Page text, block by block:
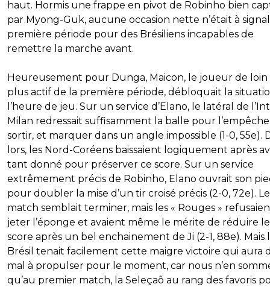
haut. Hormis une frappe en pivot de Robinho bien
par Myong-Guk, aucune occasion nette n’était à
première période pour des Brésiliens incapables de
remettre la marche avant.
Heureusement pour Dunga, Maicon, le joueur de loin
plus actif de la première période, débloquait la
l’heure de jeu. Sur un service d’Elano, le latéral de
Milan redressait suffisamment la balle pour
sortir, et marquer dans un angle impossible (1-0, 55e).
lors, les Nord-Coréens baissaient logiquement après
tant donné pour préserver ce score. Sur un service
extrêmement précis de Robinho, Elano ouvrait son
pour doubler la mise d’un tir croisé précis (2-0, 72e). Le
match semblait terminer, mais les « Rouges »
jeter l’éponge et avaient même le mérite de réduire le
score après un bel enchainement de Ji (2-1, 88e). Mais
Brésil tenait facilement cette maigre victoire qui aura
mal à propulser pour le moment, car nous n’en
qu’au premier match, la Seleçaõ au rang des favoris